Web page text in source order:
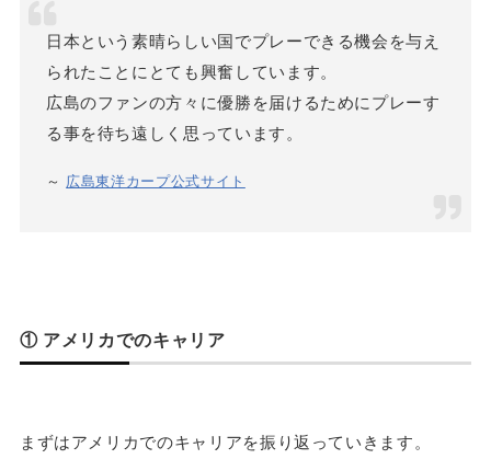
日本という素晴らしい国でプレーできる機会を与え
られたことにとても興奮しています。
広島のファンの方々に優勝を届けるためにプレーす
る事を待ち遠しく思っています。
～ 広島東洋カープ公式サイト
① アメリカでのキャリア
まずはアメリカでのキャリアを振り返っていきます。